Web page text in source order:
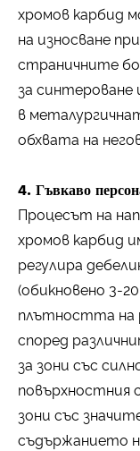
хромов карбид
на износване
страничните
за синтероване
в
обхвата на
4. Гъвкаво
Процесът на
хромов карбид
регулира
(обикновено 3-
плътността на
според
за зони със
повърхностния
зони със
съдържанието